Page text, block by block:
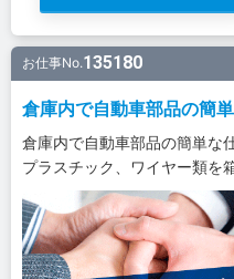
お仕事No.135180
倉庫内で自動車部品の簡
倉庫内で自動車部品の簡単な
プラスチック、ワイヤー類を